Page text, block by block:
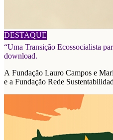
DESTAQUE
06/08/2026
“Uma Transição Ecossocialista
download.
A Fundação Lauro Campos e
e a Fundação Rede